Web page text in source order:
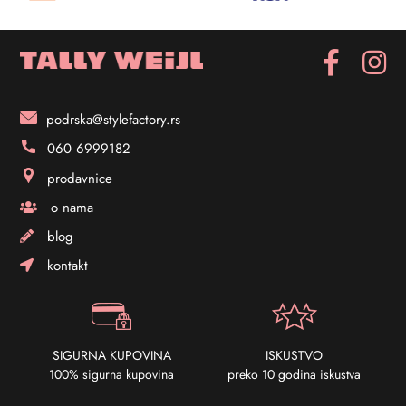
podrska@stylefactory.rs
060 6999182
prodavnice
o nama
blog
kontakt
SIGURNA KUPOVINA
100% sigurna kupovina
ISKUSTVO
preko 10 godina iskustva